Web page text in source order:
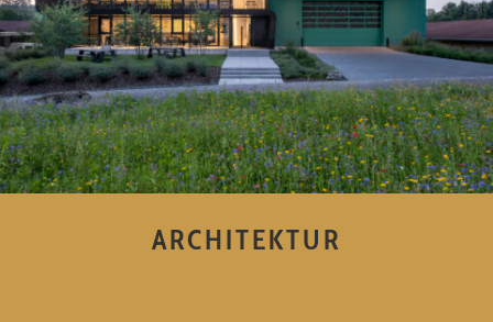
ARCHITEKTUR